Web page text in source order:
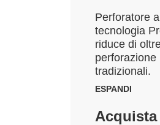
Perforatore
tecnologia
riduce di
perforazione
tradizionali.
ESPANDI
Acquista